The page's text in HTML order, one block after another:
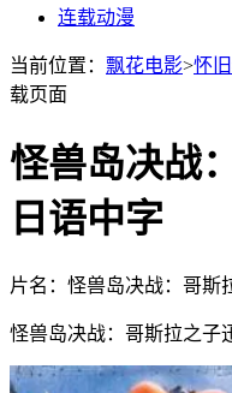
连载动漫
当前位置： 飘花电影>怀
载页面
怪兽岛决战
日语中字
片名：怪兽岛决战：哥斯
怪兽岛决战：哥斯拉之子